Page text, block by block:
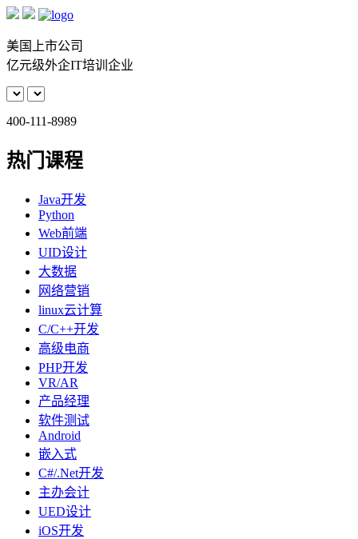
美国上市公司
亿元级外企IT培训企业
400-111-8989
热门课程
Java开发
Python
Web前端
UID设计
大数据
网络营销
linux云计算
C/C++开发
高级电商
PHP开发
VR/AR
产品经理
软件测试
Android
嵌入式
C#/.Net开发
主办会计
UED设计
iOS开发